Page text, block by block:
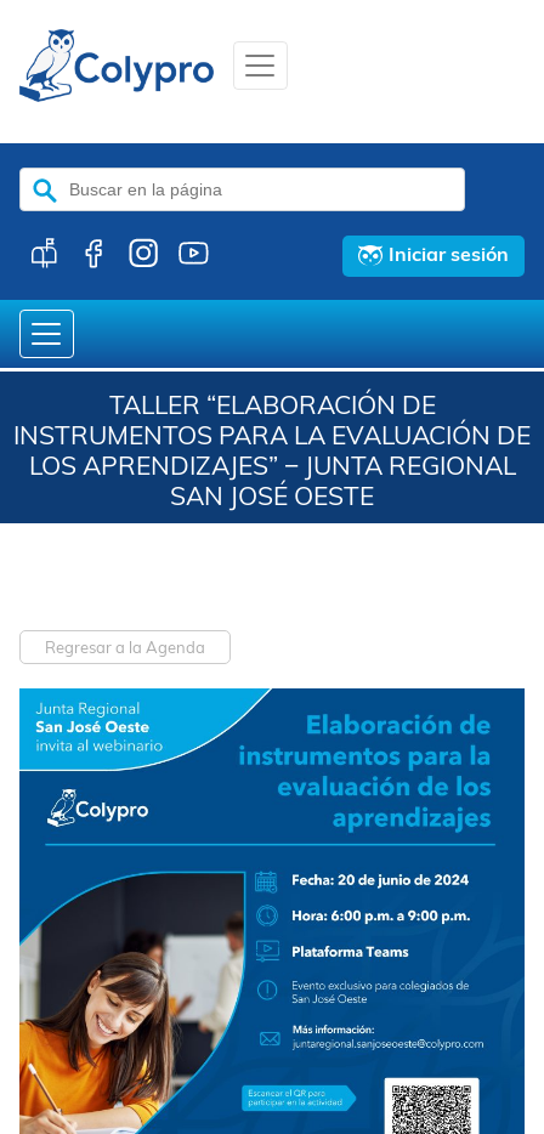
Buscar:
Iniciar sesión
TALLER “ELABORACIÓN DE
INSTRUMENTOS PARA LA EVALUACIÓN DE
LOS APRENDIZAJES” − JUNTA REGIONAL
SAN JOSÉ OESTE
Regresar a la Agenda